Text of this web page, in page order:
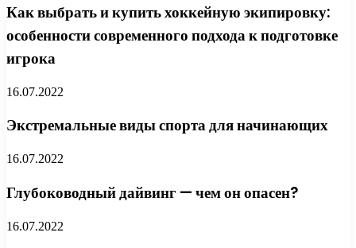
Как выбрать и купить хоккейную экипировку:
особенности современного подхода к подготовке
игрока
16.07.2022
Экстремальные виды спорта для начинающих
16.07.2022
Глубоководный дайвинг — чем он опасен?
16.07.2022